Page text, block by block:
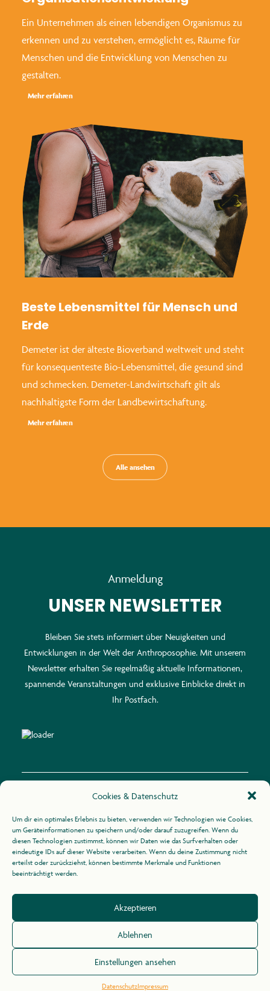
Cookies & Datenschutz
Um dir ein optimales Erlebnis zu bieten, verwenden wir Technologien wie Cookies,
um Geräteinformationen zu speichern und/oder darauf zuzugreifen. Wenn du
diesen Technologien zustimmst, können wir Daten wie das Surfverhalten oder
eindeutige IDs auf dieser Website verarbeiten. Wenn du deine Zustimmung nicht
erteilst oder zurückziehst, können bestimmte Merkmale und Funktionen
beeinträchtigt werden.
Akzeptieren
Ablehnen
Einstellungen ansehen
DatenschutzImpressum
Ein Unternehmen als einen lebendigen Organismus zu
erkennen und zu verstehen, ermöglicht es, Räume für
Menschen und die Entwicklung von Menschen zu
gestalten.
Mehr erfahren
Beste Lebensmittel für Mensch und
Erde
Demeter ist der älteste Bioverband weltweit und steht
für konsequenteste Bio-Lebensmittel, die gesund sind
und schmecken. Demeter-Landwirtschaft gilt als
nachhaltigste Form der Landbewirtschaftung.
Mehr erfahren
Alle ansehen
Anmeldung
UNSER NEWSLETTER
Bleiben Sie stets informiert über Neuigkeiten und
Entwicklungen in der Welt der Anthroposophie. Mit unserem
Newsletter erhalten Sie regelmäßig aktuelle Informationen,
spannende Veranstaltungen und exklusive Einblicke direkt in
Ihr Postfach.
Kontakt
Zur Uhlandshöhe 10
70188 Stuttgart
+49 (0)711 / 164 31 -21
Impressum/Datenschutz